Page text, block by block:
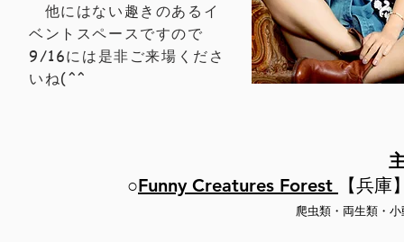
他にはない趣きのあるイ
ベントスペースですので
9/16には是非ご来場くださ
いね(^^ゞ
○Funny Creatures Forest 【兵庫
爬虫類・両生類・